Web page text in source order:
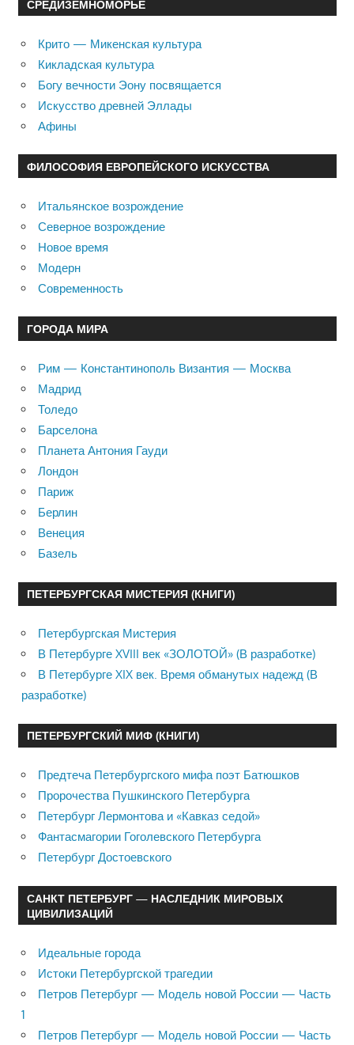
СРЕДИЗЕМНОМОРЬЕ
Крито — Микенская культура
Кикладская культура
Богу вечности Эону посвящается
Искусство древней Эллады
Афины
ФИЛОСОФИЯ ЕВРОПЕЙСКОГО ИСКУССТВА
Итальянское возрождение
Северное возрождение
Новое время
Модерн
Современность
ГОРОДА МИРА
Рим — Константинополь Византия — Москва
Мадрид
Толедо
Барселона
Планета Антония Гауди
Лондон
Париж
Берлин
Венеция
Базель
ПЕТЕРБУРГСКАЯ МИСТЕРИЯ (КНИГИ)
Петербургская Мистерия
В Петербурге XVIII век «ЗОЛОТОЙ» (В разработке)
В Петербурге XIX век. Время обманутых надежд (В
разработке)
ПЕТЕРБУРГСКИЙ МИФ (КНИГИ)
Предтеча Петербургского мифа поэт Батюшков
Пророчества Пушкинского Петербурга
Петербург Лермонтова и «Кавказ седой»
Фантасмагории Гоголевского Петербурга
Петербург Достоевского
САНКТ ПЕТЕРБУРГ — НАСЛЕДНИК МИРОВЫХ
ЦИВИЛИЗАЦИЙ
Идеальные города
Истоки Петербургской трагедии
Петров Петербург — Модель новой России — Часть
1
Петров Петербург — Модель новой России — Часть